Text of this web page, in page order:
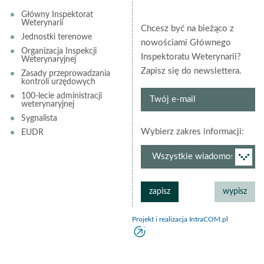
Główny Inspektorat
Weterynarii
Jednostki terenowe
Organizacja Inspekcji
Weterynaryjnej
Zasady przeprowadzania
kontroli urzędowych
100-lecie administracji
weterynaryjnej
Sygnalista
EUDR
Chcesz być na bieżąco z
nowościami Głównego
Inspektoratu Weterynarii?
Zapisz się do newslettera.
Twój
Wybierz zakres informacji:
Projekt i realizacja IntraCOM.pl